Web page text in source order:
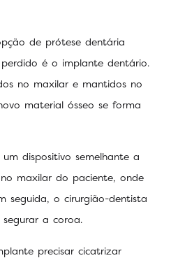
de prótese dentária
é o implante dentário.
no maxilar e mantidos no
material ósseo se forma
dispositivo semelhante a
maxilar do paciente, onde
seguida, o cirurgião-dentista
a coroa.
precisar cicatrizar